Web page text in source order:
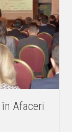
Afaceri